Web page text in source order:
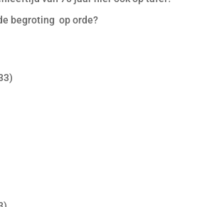
begroting op orde?